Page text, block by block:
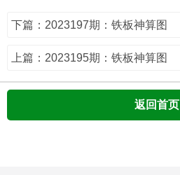
下篇：2023197期：铁板神算图
上篇：2023195期：铁板神算图
返回首页